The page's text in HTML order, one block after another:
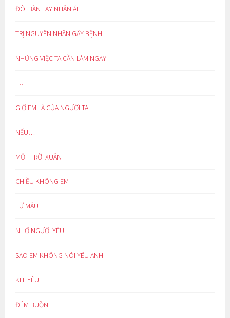
ĐÔI BÀN TAY NHÂN ÁI
TRỊ NGUYÊN NHÂN GÂY BỆNH
NHỮNG VIỆC TA CẦN LÀM NGAY
TU
GIỜ EM LÀ CỦA NGƯỜI TA
NẾU…
MỘT TRỜI XUÂN
CHIỀU KHÔNG EM
TỪ MẪU
NHỚ NGƯỜI YÊU
SAO EM KHÔNG NÓI YÊU ANH
KHI YÊU
ĐÊM BUỒN